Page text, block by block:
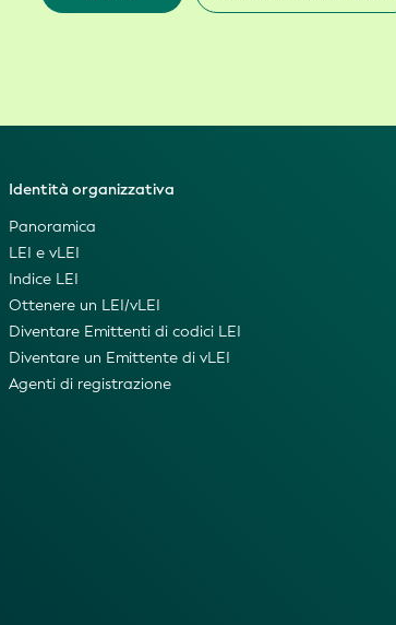
Identità organizzativa
Panoramica
LEI e vLEI
Indice LEI
Ottenere un LEI/vLEI
Diventare Emittenti di codici LEI
Diventare un Emittente di vLEI
Agenti di registrazione